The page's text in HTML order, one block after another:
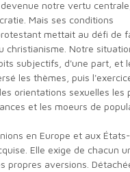
Mais ses conditions
mettait au défi de
christianisme. Notre
subjectifs, d'une part, et
les thèmes, puis
orientations sexuelles les
et les moeurs de
Elle exige de chacun
propres aversions.